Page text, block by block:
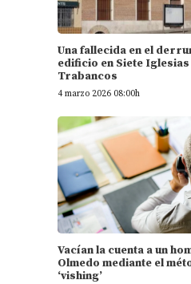
Una fallecida en el
edificio en Siete
Trabancos
4 marzo 2026 08:00h
Vacían la cuenta a un
Olmedo mediante el
‘vishing’